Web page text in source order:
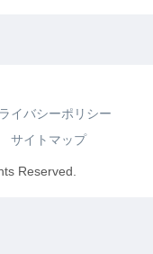
イバシーポリシー
サイトマップ
Reserved.